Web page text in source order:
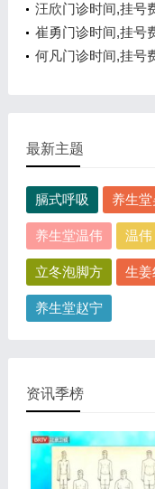
的人,养血安神
汪欣门诊时间,挂号
电话,在线咨询
崔勇门诊时间,挂号
电话,在线咨询
何凡门诊时间,挂号
最新主题
膈式呼吸 养生堂
养生堂温伟 温伟
立冬泡脚方 生
养生堂赵宁
资讯季榜